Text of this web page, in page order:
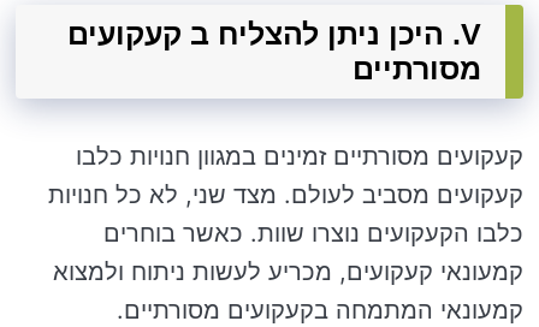
V. היכן ניתן להצליח ב קעקועים
מסורתיים
קעקועים מסורתיים זמינים במגוון חנויות כלבו
קעקועים מסביב לעולם. מצד שני, לא כל חנויות
כלבו הקעקועים נוצרו שוות. כאשר בוחרים
קמעונאי קעקועים, מכריע לעשות ניתוח ולמצוא
קמעונאי המתמחה בקעקועים מסורתיים.